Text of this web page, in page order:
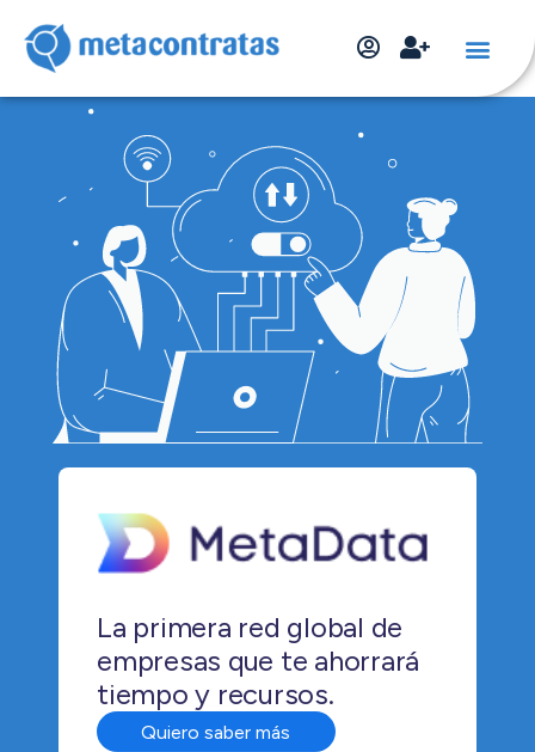
La primera red global de
empresas que te ahorrará
tiempo y recursos.
Quiero saber más